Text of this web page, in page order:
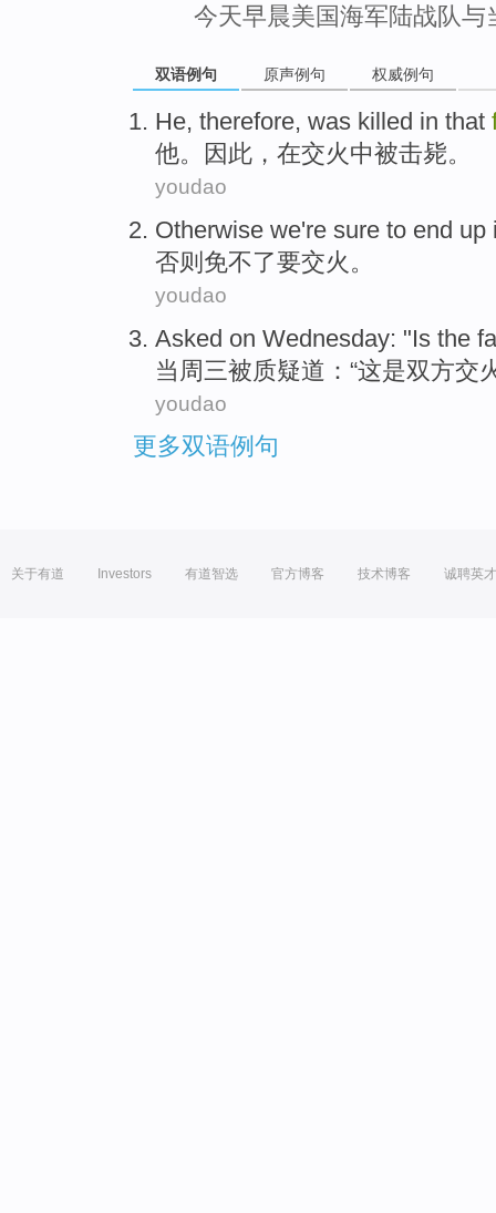
今天早晨美国海军陆战队
双语例句 原声例句 权威例句
He, therefore, was killed in that
他。 因此 ， 在交火中被击毙。
youdao
Otherwise we're sure to end
否则 免不了要交火 。
youdao
Asked on Wednesday: "Is the
当周三被质疑道：“这是双方交
youdao
更多双语例句
关于有道 Investors 有道智选 官方博客 技术博客 诚聘英才